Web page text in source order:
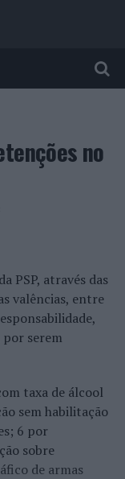
no
PSP, através das
valências, entre
por serem
taxa de álcool
sem habilitação
6 por
sobre
de armas